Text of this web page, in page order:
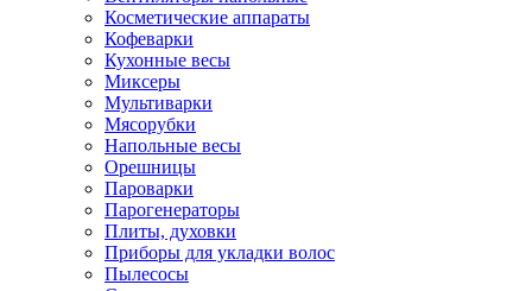
Косметические аппараты
Кофеварки
Кухонные весы
Миксеры
Мультиварки
Мясорубки
Напольные весы
Орешницы
Пароварки
Парогенераторы
Плиты, духовки
Приборы для укладки волос
Пылесосы